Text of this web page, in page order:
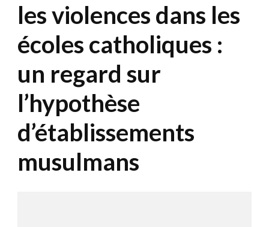
les violences dans les
écoles catholiques :
un regard sur
l’hypothèse
d’établissements
musulmans